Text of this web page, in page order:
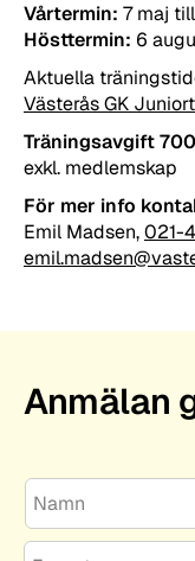
Vårtermin: 7 maj
Hösttermin: 6
Aktuella
Västerås GK
Träningsavgift
exkl. medlemskap
För mer info
Emil Madsen,021-
Anmälan
N
a